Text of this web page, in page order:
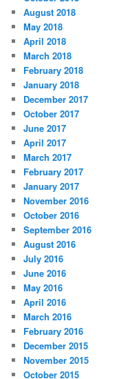
August 2018
May 2018
April 2018
March 2018
February 2018
January 2018
December 2017
October 2017
June 2017
April 2017
March 2017
February 2017
January 2017
November 2016
October 2016
September 2016
August 2016
July 2016
June 2016
May 2016
April 2016
March 2016
February 2016
December 2015
November 2015
October 2015